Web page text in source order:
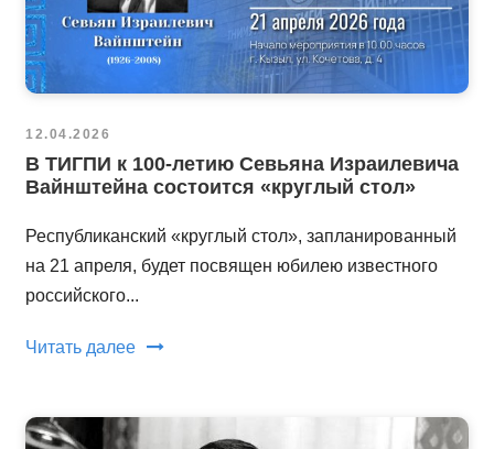
12.04.2026
В ТИГПИ к 100-летию Севьяна Израилевича
Вайнштейна состоится «круглый стол»
Республиканский «круглый стол», запланированный
на 21 апреля, будет посвящен юбилею известного
российского...
Читать далее